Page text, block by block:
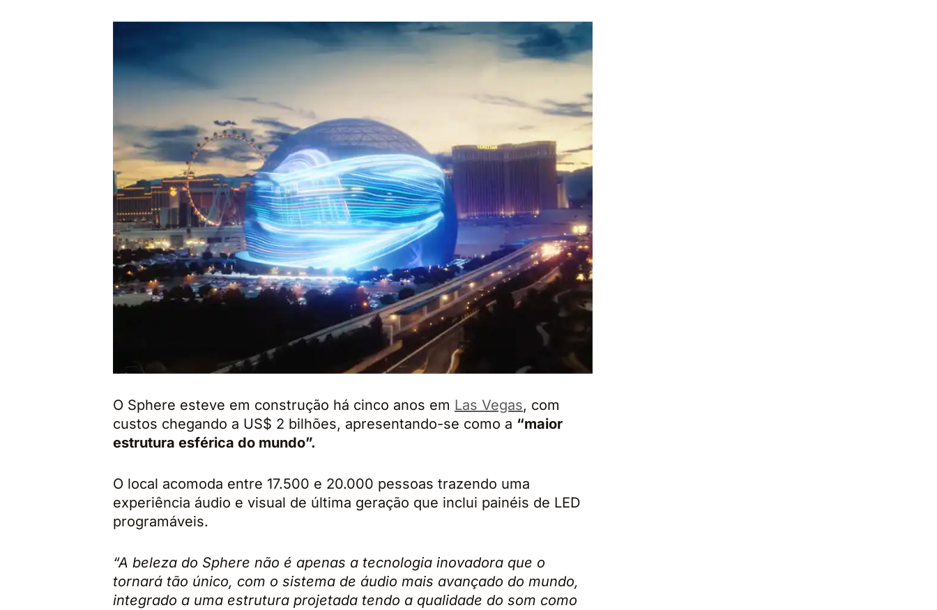
O Sphere esteve em construção há cinco anos em Las Vegas, com
custos chegando a US$ 2 bilhões, apresentando-se como a “maior
estrutura esférica do mundo”.
O local acomoda entre 17.500 e 20.000 pessoas trazendo uma
experiência áudio e visual de última geração que inclui painéis de LED
programáveis.
“A beleza do Sphere não é apenas a tecnologia inovadora que o
tornará tão único, com o sistema de áudio mais avançado do mundo,
integrado a uma estrutura projetada tendo a qualidade do som como